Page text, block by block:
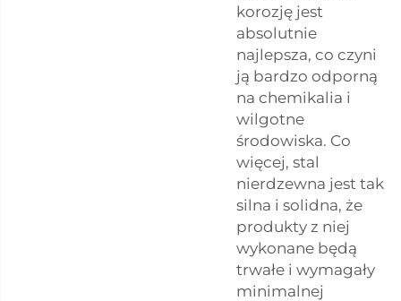
korozję jest
absolutnie
najlepsza, co czyni
ją bardzo odporną
na chemikalia i
wilgotne
środowiska. Co
więcej, stal
nierdzewna jest tak
silna i solidna, że
produkty z niej
wykonane będą
trwałe i wymagały
minimalnej